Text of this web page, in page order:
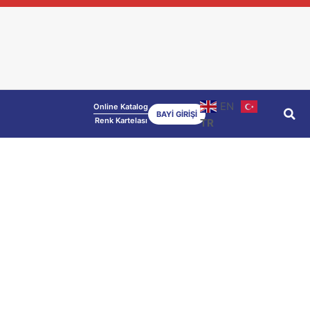
Online Katalog
Renk Kartelası
BAYİ GİRİŞİ
EN
TR